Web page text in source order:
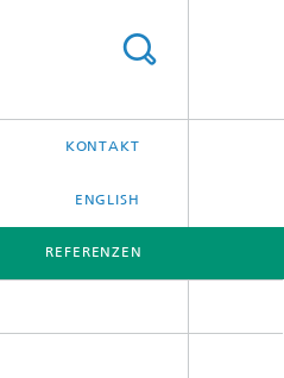
KONTAKT
ENGLISH
REFERENZEN